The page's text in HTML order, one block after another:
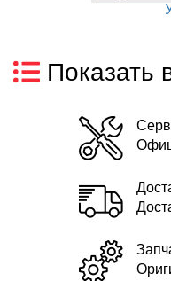
Показать